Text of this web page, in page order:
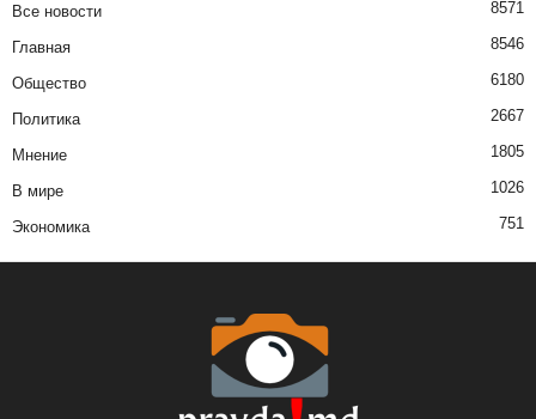
Все новости 8571
Главная 8546
Общество 6180
Политика 2667
Мнение 1805
В мире 1026
Экономика 751